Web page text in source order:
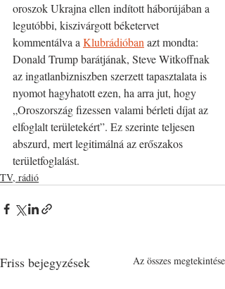
oroszok Ukrajna ellen indított háborújában a
legutóbbi, kiszivárgott béketervet
kommentálva a Klubrádióban azt mondta:
Donald Trump barátjának, Steve Witkoffnak
az ingatlanbizniszben szerzett tapasztalata is
nyomot hagyhatott ezen, ha arra jut, hogy
„Oroszország fizessen valami bérleti díjat az
elfoglalt területekért”. Ez szerinte teljesen
abszurd, mert legitimálná az erőszakos
területfoglalást.
TV, rádió
Friss bejegyzések Az összes megtekintése